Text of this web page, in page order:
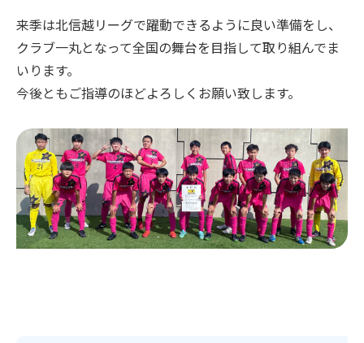
来季は北信越リーグで躍動できるように良い準備をし、
クラブ一丸となって全国の舞台を目指して取り組んでま
いります。
今後ともご指導のほどよろしくお願い致します。